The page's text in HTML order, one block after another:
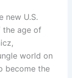
new U.S.
the age of
world on
become the